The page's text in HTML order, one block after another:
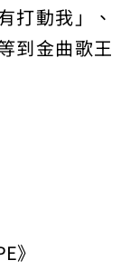
打動我」、
到金曲歌王
》